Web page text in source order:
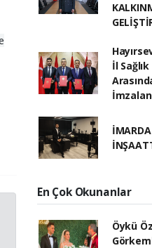
İl
En Çok Okunanlar
Öykü